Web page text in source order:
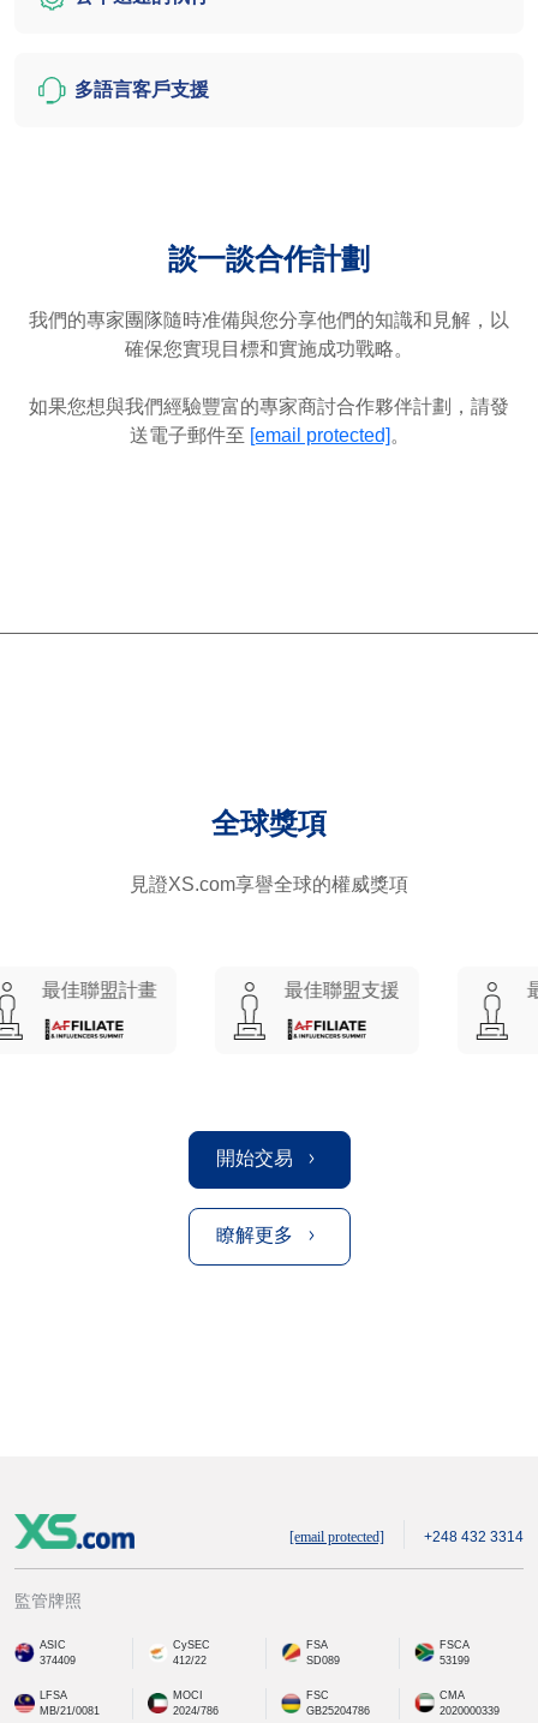
多語言客戶支援
談一談合作計劃
我們的專家團隊隨時准備與您分享他們的知識和見解，以
確保您實現目標和實施成功戰略。
如果您想與我們經驗豐富的專家商討合作夥伴計劃，請發
送電子郵件至 [email protected] 。
全球獎項
見證XS.com享譽全球的權威獎項
盟計畫 最佳聯盟支援 最具影響
開始交易
瞭解更多
[email protected] +248 432 3314
監管牌照
ASIC
374409
CySEC
412/22
FSA
SD089
FSCA
53199
LFSA
MB/21/0081
MOCI
2024/786
FSC
GB25204786
CMA
2020000339